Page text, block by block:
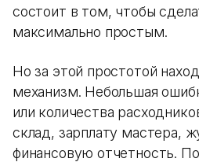
состоит в том, чтобы
максимально простым.
Но за этой простотой
механизм. Небольшая
или количества
склад, зарплату мастера,
финансовую отчетность.